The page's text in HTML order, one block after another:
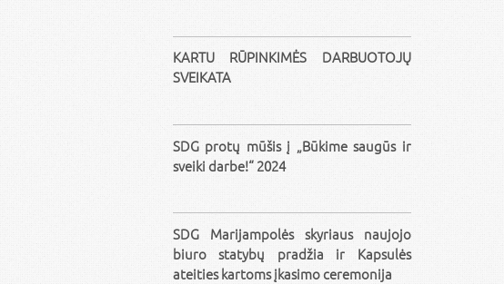
KARTU RŪPINKIMĖS DARBUOTOJŲ
SVEIKATA
SDG protų mūšis į „Būkime saugūs ir
sveiki darbe!“ 2024
SDG Marijampolės skyriaus naujojo
biuro statybų pradžia ir Kapsulės
ateities kartoms įkasimo ceremonija